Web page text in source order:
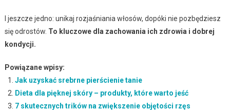
I jeszcze jedno: unikaj rozjaśniania włosów, dopóki nie pozbędziesz
się odrostów. To kluczowe dla zachowania ich zdrowia i dobrej
kondycji.
Powiązane wpisy:
Jak uzyskać srebrne pierścienie tanie
Dieta dla pięknej skóry – produkty, które warto jeść
7 skutecznych trików na zwiększenie objętości rzęs